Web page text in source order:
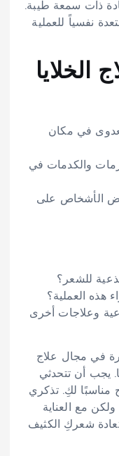
ذات سمعة طيبة.
نفسياً للعملية
الخلايا
في مكان
والكدمات في
الأشخاص على
للشعر؟
هذه العملية؟
وعلاجات أخرى
في مجال علاج
يجب أن تتحدثي
مناسبًا لكِ. تذكري
مع العناية
شعركِ الكثيف